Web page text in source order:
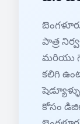
పాత్ర
మరియు
కలిగి
కోసం